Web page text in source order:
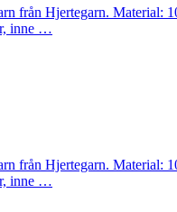
från Hjertegarn. Material:
inne …
från Hjertegarn. Material:
inne …